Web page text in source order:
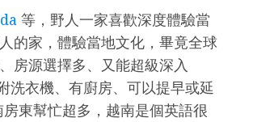
等，野人一家喜歡深度體驗當
的家，體驗當地文化，畢竟全球
房源選擇多、又能超級深入
衣機、有廚房、可以提早或延
東幫忙超多，越南是個英語很